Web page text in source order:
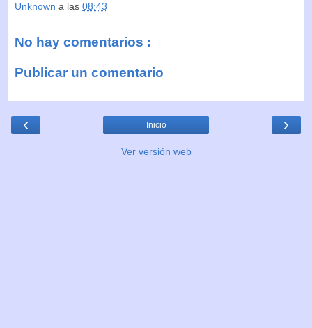
Unknown a las 08:43
No hay comentarios :
Publicar un comentario
‹ ›
Inicio
Ver versión web